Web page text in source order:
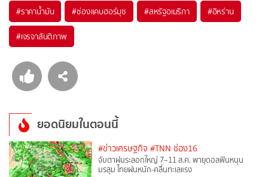
#ราคาน้ำมัน #ช่องแคบฮอร์มุซ #สหรัฐอเมริกา #อิหร่าน
#เจรจาสันติภาพ
ยอดนิยมในตอนนี้
#ข่าวเศรษฐกิจ #TNN ช่อง16
จับตาฝนระลอกใหญ่ 7–11 ส.ค. พายุดอลฟินหนุน
มรสุม ไทยฝนหนัก-คลื่นทะเลแรง